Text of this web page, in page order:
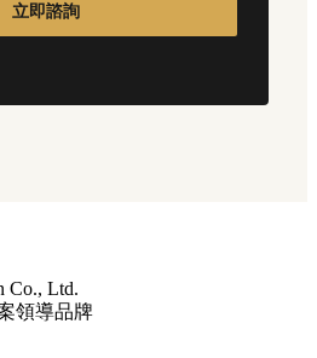
立即諮詢
Co., Ltd.
領導品牌